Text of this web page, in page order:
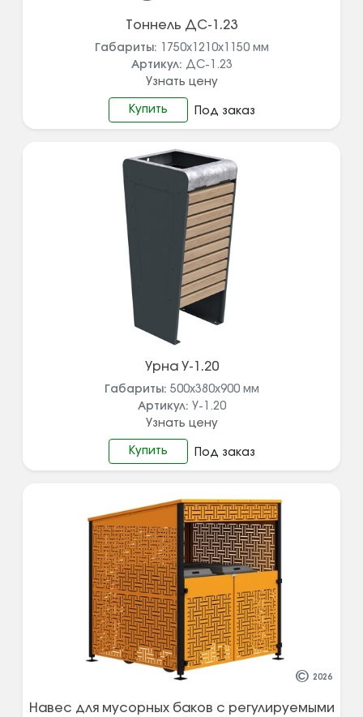
Тоннель ДС-1.23
Габариты: 1750х1210х1150 мм
Артикул: ДС-1.23
Узнать цену
Купить Под заказ
Урна У-1.20
Габариты: 500х380х900 мм
Артикул: У-1.20
Узнать цену
Купить Под заказ
© 2026
Навес для мусорных баков с регулируемыми